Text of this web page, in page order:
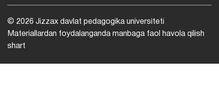
© 2026 Jizzax davlat pedagogika universiteti
Materiallardan foydalanganda manbaga faol havola qilish
shart